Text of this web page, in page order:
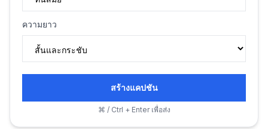
ความยาว
สร้างแคปชัน
⌘ / Ctrl + Enter เพื่อส่ง